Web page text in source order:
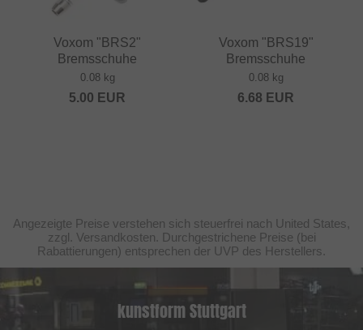
Voxom "BRS2"
Bremsschuhe
0.08 kg
5.00 EUR
Voxom "BRS19"
Bremsschuhe
0.08 kg
6.68 EUR
Angezeigte Preise verstehen sich steuerfrei nach United States,
zzgl. Versandkosten. Durchgestrichene Preise (bei
Rabattierungen) entsprechen der UVP des Herstellers.
kunstform Stuttgart